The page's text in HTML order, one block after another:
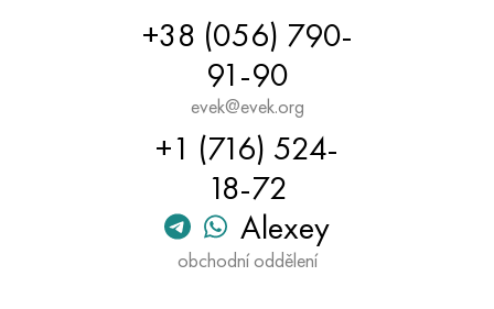
+38 (056) 790-
91-90
evek@evek.org
+1 (716) 524-
18-72
Alexey
obchodní oddělení